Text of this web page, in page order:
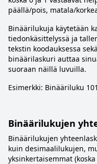
päällä/pois, matala/
Binäärilukuja käytetään
tiedonkäsittelyssä ja
tekstin koodauksessa
binäärilaskuri auttaa
suoraan näillä luvuilla.
Esimerkki: Binääriluku
Binäärilukujen
Binäärilukujen
kuin desimaalilukujen,
yksinkertaisemmat